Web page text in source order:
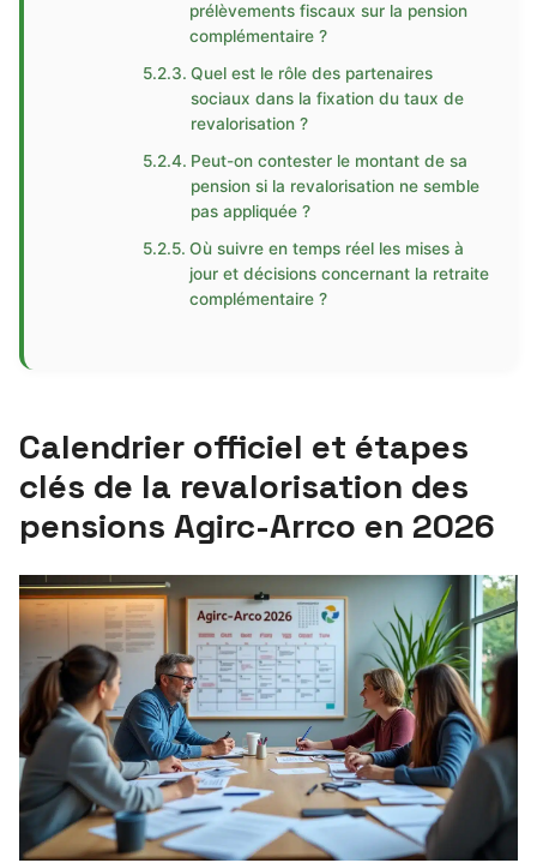
prélèvements fiscaux sur la pension
complémentaire ?
Quel est le rôle des partenaires
sociaux dans la fixation du taux de
revalorisation ?
Peut-on contester le montant de sa
pension si la revalorisation ne semble
pas appliquée ?
Où suivre en temps réel les mises à
jour et décisions concernant la retraite
complémentaire ?
Calendrier officiel et étapes
clés de la revalorisation des
pensions Agirc-Arrco en 2026